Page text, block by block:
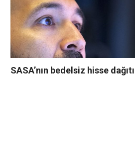
SASA’nın bedelsiz hisse